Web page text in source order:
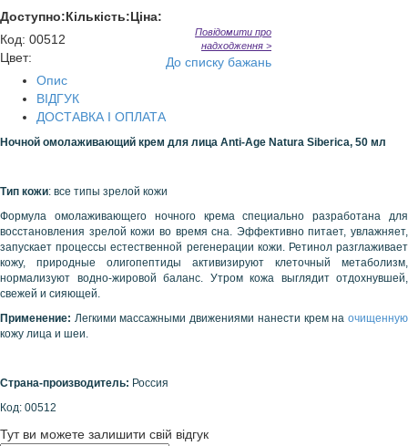
Доступно:Кількість:Ціна:
Код: 00512
Цвет:
Повідомити про
надходження >
До списку бажань
Опис
ВІДГУК
ДОСТАВКА І ОПЛАТА
Ночной омолаживающий крем для лица Anti-Age Natura Siberica, 50 мл
Тип кожи: все типы зрелой кожи
Формула омолаживающего ночного крема специально разработана для
восстановления зрелой кожи во время сна. Эффективно питает, увлажняет,
запускает процессы естественной регенерации кожи. Ретинол разглаживает
кожу, природные олигопептиды активизируют клеточный метаболизм,
нормализуют водно-жировой баланс. Утром кожа выглядит отдохнувшей,
свежей и сияющей.
Применение: Легкими массажными движениями нанести крем на очищенную
кожу лица и шеи.
Страна-производитель: Россия
Код: 00512
Тут ви можете залишити свій відгук